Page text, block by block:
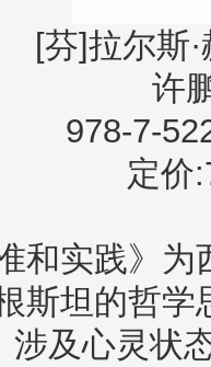
[芬]拉尔斯
许
978-7-
定价
和实践》
斯坦的哲
涉及心灵状